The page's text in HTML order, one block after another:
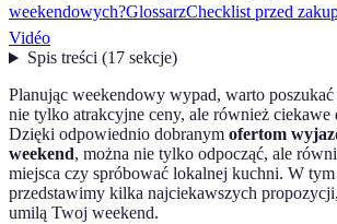
weekendowych?GlossarzChecklist przed
Vidéo
Spis treści(17 sekcje)
Planując weekendowy wypad, warto
nie tylko atrakcyjne ceny, ale również ciekawe
Dzięki odpowiednio dobranym ofertom
weekend, można nie tylko odpocząć, ale
miejsca czy spróbować lokalnej kuchni. W
przedstawimy kilka najciekawszych
umilą Twoj weekend.